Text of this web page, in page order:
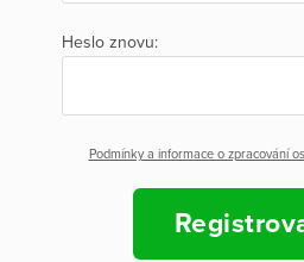
Heslo znovu:
Podmínky a informace o zpracování